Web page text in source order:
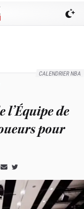
CALENDRIER NBA
l’Équipe de
pour